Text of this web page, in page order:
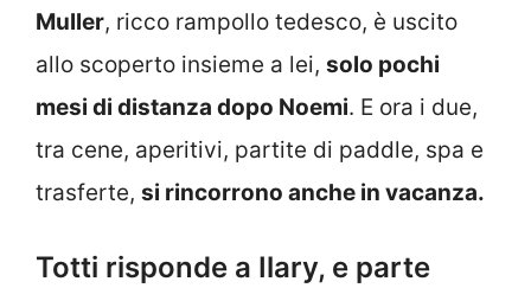
Muller, ricco rampollo tedesco, è uscito
allo scoperto insieme a lei, solo pochi
mesi di distanza dopo Noemi. E ora i due,
tra cene, aperitivi, partite di paddle, spa e
trasferte, si rincorrono anche in vacanza.
Totti risponde a Ilary, e parte